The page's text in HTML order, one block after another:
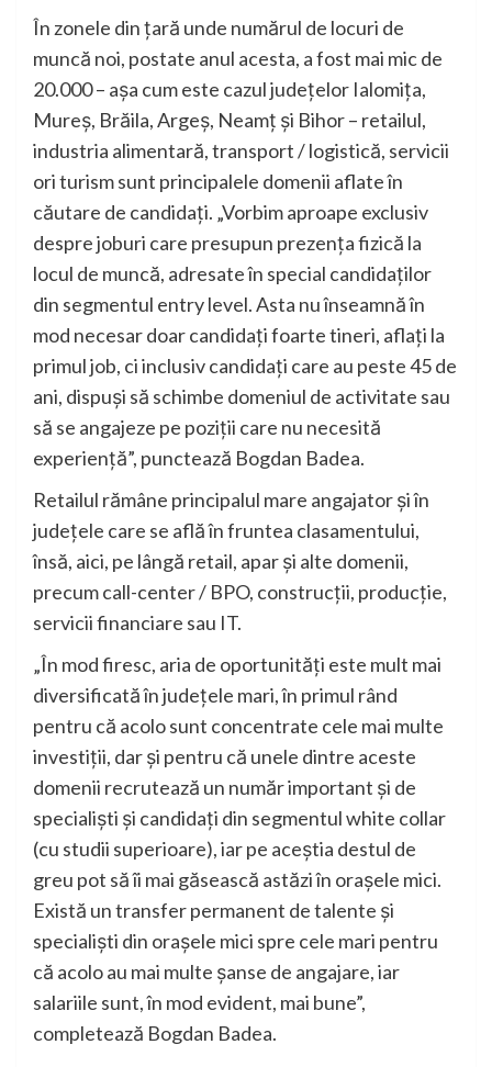
În zonele din țară unde numărul de locuri de
muncă noi, postate anul acesta, a fost mai mic de
20.000 – așa cum este cazul județelor Ialomița,
Mureș, Brăila, Argeș, Neamț și Bihor – retailul,
industria alimentară, transport / logistică, servicii
ori turism sunt principalele domenii aflate în
căutare de candidați. „Vorbim aproape exclusiv
despre joburi care presupun prezența fizică la
locul de muncă, adresate în special candidaților
din segmentul entry level. Asta nu înseamnă în
mod necesar doar candidați foarte tineri, aflați la
primul job, ci inclusiv candidați care au peste 45 de
ani, dispuși să schimbe domeniul de activitate sau
să se angajeze pe poziții care nu necesită
experiență”, punctează Bogdan Badea.
Retailul rămâne principalul mare angajator și în
județele care se află în fruntea clasamentului,
însă, aici, pe lângă retail, apar și alte domenii,
precum call-center / BPO, construcții, producție,
servicii financiare sau IT.
„În mod firesc, aria de oportunități este mult mai
diversificată în județele mari, în primul rând
pentru că acolo sunt concentrate cele mai multe
investiții, dar și pentru că unele dintre aceste
domenii recrutează un număr important și de
specialiști și candidați din segmentul white collar
(cu studii superioare), iar pe aceștia destul de
greu pot să îi mai găsească astăzi în orașele mici.
Există un transfer permanent de talente și
specialiști din orașele mici spre cele mari pentru
că acolo au mai multe șanse de angajare, iar
salariile sunt, în mod evident, mai bune”,
completează Bogdan Badea.